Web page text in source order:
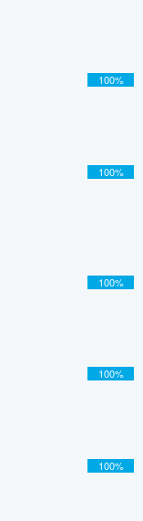
100%
100%
100%
100%
100%